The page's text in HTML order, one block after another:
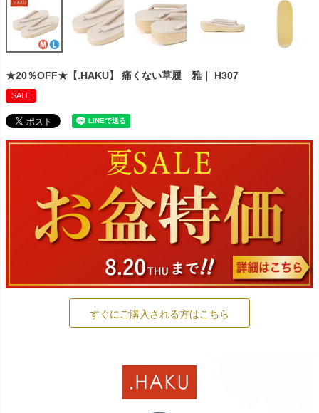
★20％OFF★【.HAKU】 痛くない草履 雅｜ H307
SALE
すぐにご購入される方はこちら